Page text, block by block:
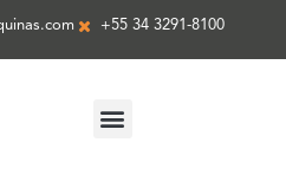
+55 34 3291-8100